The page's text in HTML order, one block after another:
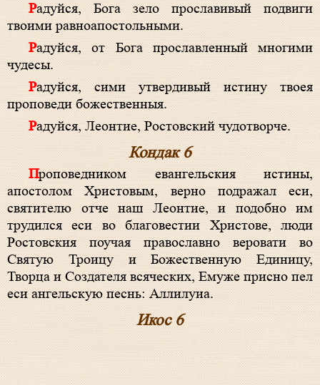
Радуйся, Бога зело прославивый подвиги
твоими равноапостольными.
Радуйся, от Бога прославленный многими
чудесы.
Радуйся, сими утвердивый истину твоея
проповеди божественныя.
Радуйся, Леонтие, Ростовский чудотворче.
Кондак 6
Проповедником евангельския истины,
апостолом Христовым, верно подражал еси,
святителю отче наш Леонтие, и подобно им
трудился еси во благовестии Христове, люди
Ростовския поучая православно веровати во
Святую Троицу и Божественную Единицу,
Творца и Создателя всяческих, Емуже присно пел
еси ангельскую песнь: Аллилуиа.
Икос 6